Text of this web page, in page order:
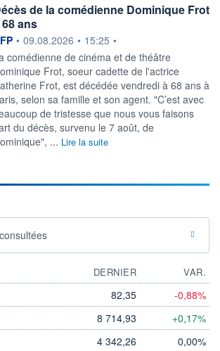
de la comédienne Dominique Frot
ans
fournie par
• 09.08.2026 • 15:25 •
comédienne de cinéma et de théâtre
Frot, soeur cadette de l'actrice
Frot, est décédée vendredi à 68 ans à
selon sa famille et son agent. "C’est avec
de tristesse que nous vous faisons
du décès, survenu le 7 août, de
... Lire la suite
DERNIER
VAR.
82,35 -0,88%
8 714,93 +0,17%
4 342,26 0,00%